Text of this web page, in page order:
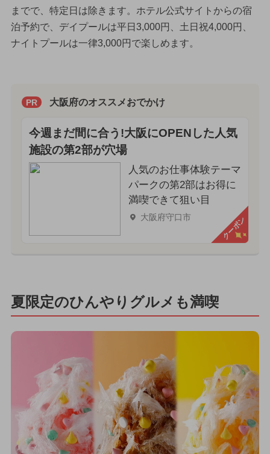
までで、特定日は除きます。ホテル公式サイトからの宿
泊予約で、デイプールは平日3,000円、土日祝4,000円、
ナイトプールは一律3,000円で楽しめます。
PR 大阪府のオススメおでかけ
今週まだ間に合う!大阪にOPENした人気
施設の第2部が穴場
人気のお仕事体験テーマ
パークの第2部はお得に
満喫できて狙い目
大阪府守口市 クーポン
夏限定のひんやりグルメも満喫